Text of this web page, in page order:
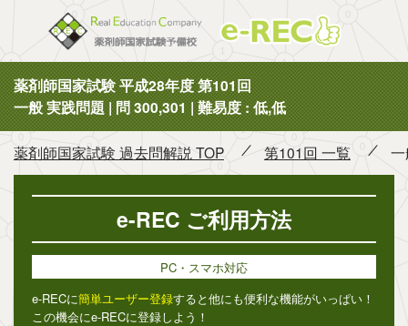
薬剤師国家試験 平成28年度 第101回
一般 実践問題 | 問 300,301 | 難易度 : 低,低
薬剤師国家試験 過去問解説 TOP 第101回 一覧
e-REC ご利用方法
PC・スマホ対応
e-RECに簡単ユーザー登録すると他にも便利な機能がいっぱい！
この機会にe-RECに登録しよう！